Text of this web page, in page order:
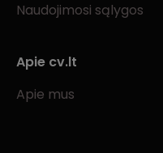
Naudojimosi sąlygos
Apie cv.lt
Apie mus